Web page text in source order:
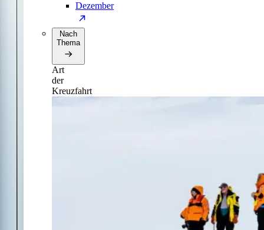
Dezember
Nach
Thema
Art
der
Kreuzfahrt